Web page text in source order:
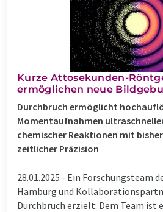
Kurze Attosekunden-
ermöglichen neue
Durchbruch ermöglicht
Momentaufnahmen
chemischer Reaktionen mit
zeitlicher Präzision
28.01.2025 - Ein Forschungsteam
Hamburg und
Durchbruch erzielt: Dem Team ist